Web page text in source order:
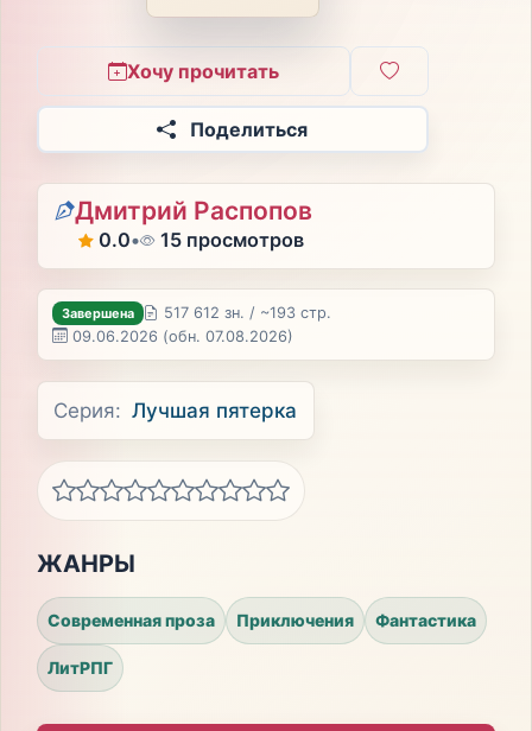
Хочу прочитать
Поделиться
Дмитрий Распопов
0.0• 15 просмотров
Завершена
517 612 зн. / ~193 стр.
09.06.2026 (обн. 07.08.2026)
Серия: Лучшая пятерка
ЖАНРЫ
Современная проза Приключения Фантастика
ЛитРПГ